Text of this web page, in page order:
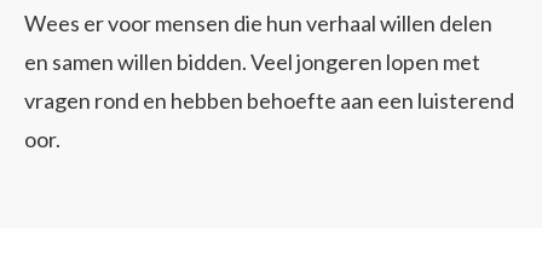
Wees er voor mensen die hun verhaal willen delen
en samen willen bidden. Veel jongeren lopen met
vragen rond en hebben behoefte aan een luisterend
oor.